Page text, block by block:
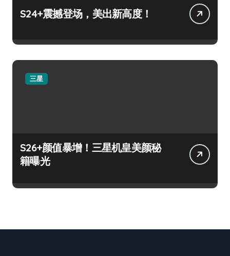
S24+震撼登场，美出新高度！
三星
S26+颜值暴增！三星机皇美颜秘
籍曝光